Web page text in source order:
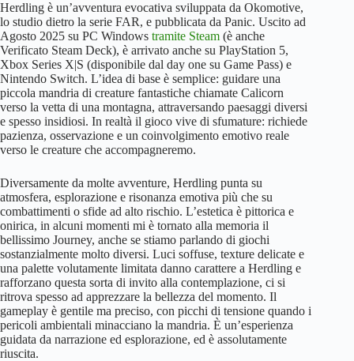
Herdling è un’avventura evocativa sviluppata da Okomotive,
lo studio dietro la serie FAR, e pubblicata da Panic. Uscito ad
Agosto 2025 su PC Windows tramite Steam (è anche
Verificato Steam Deck), è arrivato anche su PlayStation 5,
Xbox Series X|S (disponibile dal day one su Game Pass) e
Nintendo Switch. L’idea di base è semplice: guidare una
piccola mandria di creature fantastiche chiamate Calicorn
verso la vetta di una montagna, attraversando paesaggi diversi
e spesso insidiosi. In realtà il gioco vive di sfumature: richiede
pazienza, osservazione e un coinvolgimento emotivo reale
verso le creature che accompagneremo.
Diversamente da molte avventure, Herdling punta su
atmosfera, esplorazione e risonanza emotiva più che su
combattimenti o sfide ad alto rischio. L’estetica è pittorica e
onirica, in alcuni momenti mi è tornato alla memoria il
bellissimo Journey, anche se stiamo parlando di giochi
sostanzialmente molto diversi. Luci soffuse, texture delicate e
una palette volutamente limitata danno carattere a Herdling e
rafforzano questa sorta di invito alla contemplazione, ci si
ritrova spesso ad apprezzare la bellezza del momento. Il
gameplay è gentile ma preciso, con picchi di tensione quando i
pericoli ambientali minacciano la mandria. È un’esperienza
guidata da narrazione ed esplorazione, ed è assolutamente
riuscita.